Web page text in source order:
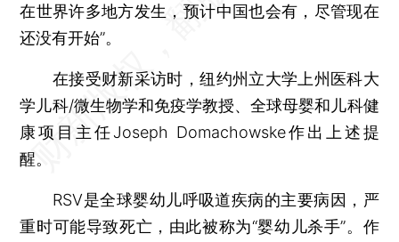
在世界许多地方发生，预计中国也会有，尽管现在
还没有开始”。
在接受财新采访时，纽约州立大学上州医科大
学儿科/微生物学和免疫学教授、全球母婴和儿科健
康项目主任Joseph Domachowske作出上述提
醒。
RSV是全球婴幼儿呼吸道疾病的主要病因，严
重时可能导致死亡，由此被称为“婴幼儿杀手”。作